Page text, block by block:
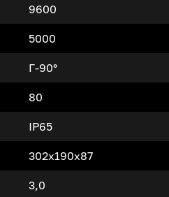
9600
5000
Г-90°
80
IP65
302x190x87
3,0